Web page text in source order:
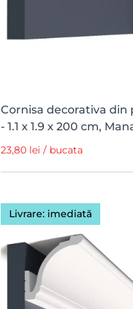
Cornisa decorativa din
- 1.1 x 1.9 x 200 cm,
23,80 lei / bucata
Livrare: imediată